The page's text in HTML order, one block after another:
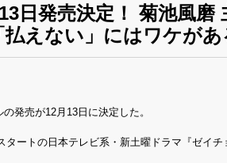
日発売決定！ 菊池風磨
えない」にはワケが
発売が12月13日に決定した。
ートの日本テレビ系・新土曜ドラマ『ゼイ